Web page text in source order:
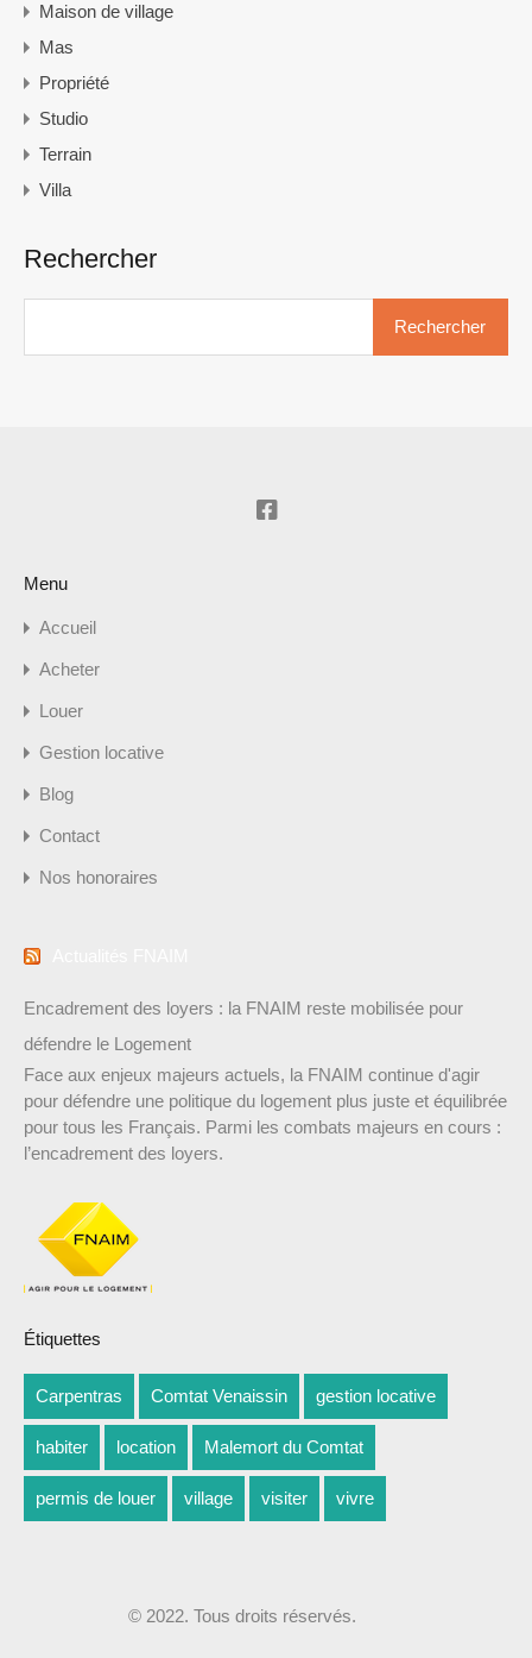
Maison de village
Mas
Propriété
Studio
Terrain
Villa
Rechercher
Menu
Accueil
Acheter
Louer
Gestion locative
Blog
Contact
Nos honoraires
Encadrement des loyers : la FNAIM reste mobilisée pour
défendre le Logement
Face aux enjeux majeurs actuels, la FNAIM continue d'agir
pour défendre une politique du logement plus juste et équilibrée
pour tous les Français. Parmi les combats majeurs en cours :
l’encadrement des loyers.
Étiquettes
Carpentras Comtat Venaissin gestion locative
habiter location Malemort du Comtat
permis de louer village visiter vivre
© 2022. Tous droits réservés.